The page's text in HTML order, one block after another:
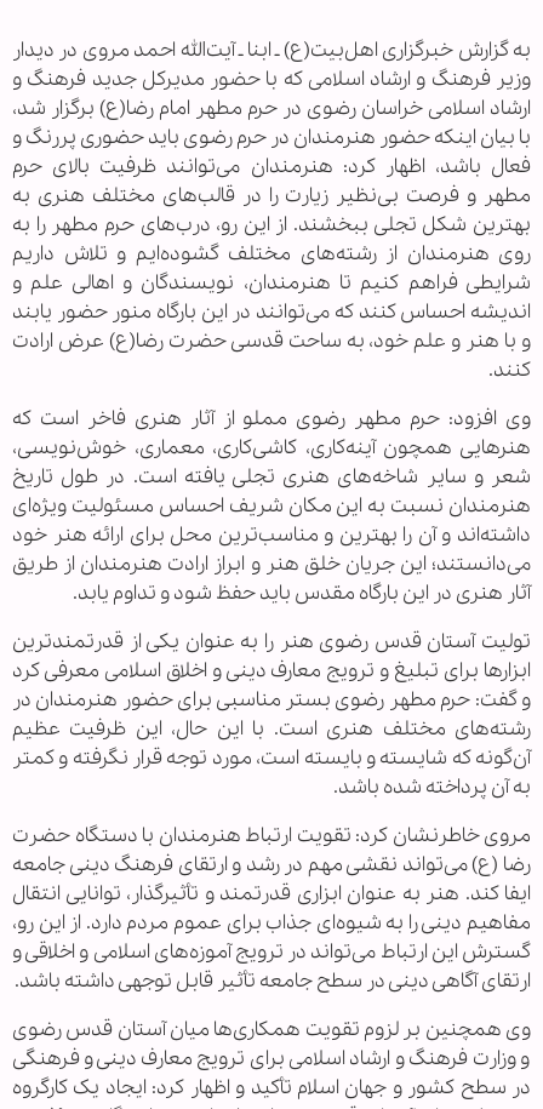
به گزارش خبرگزاری اهل‌بیت(ع) ـ ابنا ـ آیت‌الله احمد مروی در دیدار
وزیر فرهنگ و ارشاد اسلامی که با حضور مدیرکل جدید فرهنگ و
ارشاد اسلامی خراسان رضوی در حرم مطهر امام رضا(ع) برگزار شد،
با بیان اینکه حضور هنرمندان در حرم رضوی باید حضوری پررنگ و
فعال باشد، اظهار کرد: هنرمندان می‌توانند ظرفیت بالای حرم
مطهر و فرصت بی‌نظیر زیارت را در قالب‌های مختلف هنری به
بهترین شکل تجلی ببخشند. از این رو، درب‌های حرم مطهر را به
روی هنرمندان از رشته‌های مختلف گشوده‌ایم و تلاش داریم
شرایطی فراهم کنیم تا هنرمندان، نویسندگان و اهالی علم و
اندیشه احساس کنند که می‌توانند در این بارگاه منور حضور یابند
و با هنر و علم خود، به ساحت قدسی حضرت رضا(ع) عرض ارادت
کنند.
وی افزود: حرم مطهر رضوی مملو از آثار هنری فاخر است که
هنرهایی همچون آینه‌کاری، کاشی‌کاری، معماری، خوش‌نویسی،
شعر و سایر شاخه‌های هنری تجلی یافته است. در طول تاریخ
هنرمندان نسبت به این مکان شریف احساس مسئولیت ویژه‌ای
داشته‌اند و آن را بهترین و مناسب‌ترین محل برای ارائه هنر خود
می‌دانستند؛ این جریان خلق هنر و ابراز ارادت هنرمندان از طریق
آثار هنری در این بارگاه مقدس باید حفظ شود و تداوم یابد.
تولیت آستان قدس رضوی هنر را به عنوان یکی از قدرتمندترین
ابزارها برای تبلیغ و ترویج معارف دینی و اخلاق اسلامی معرفی کرد
و گفت: حرم مطهر رضوی بستر مناسبی برای حضور هنرمندان در
رشته‌های مختلف هنری است. با این حال، این ظرفیت عظیم
آن‌گونه که شایسته و بایسته است، مورد توجه قرار نگرفته و کمتر
به آن پرداخته شده باشد.
مروی خاطرنشان کرد: تقویت ارتباط هنرمندان با دستگاه حضرت
رضا (ع) می‌تواند نقشی مهم در رشد و ارتقای فرهنگ دینی جامعه
ایفا کند. هنر به عنوان ابزاری قدرتمند و تأثیرگذار، توانایی انتقال
مفاهیم دینی را به شیوه‌ای جذاب برای عموم مردم دارد. از این رو،
گسترش این ارتباط می‌تواند در ترویج آموزه‌های اسلامی و اخلاقی و
ارتقای آگاهی دینی در سطح جامعه تأثیر قابل توجهی داشته باشد.
وی همچنین بر لزوم تقویت همکاری‌ها میان آستان قدس رضوی
و وزارت فرهنگ و ارشاد اسلامی برای ترویج معارف دینی و فرهنگی
در سطح کشور و جهان اسلام تأکید و اظهار کرد: ایجاد یک کارگروه